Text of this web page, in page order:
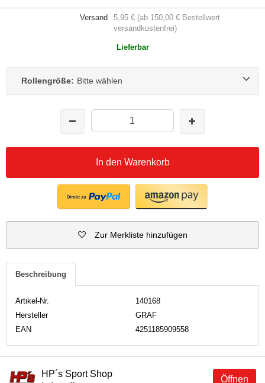
Versand
5,95 € (ab 150,00 € Bestellwert
versandkostenfrei)
Lieferbar
Rollengröße: Bitte wählen
In den Warenkorb
Zur Merkliste hinzufügen
Beschreibung
Artikel-Nr.
140168
Hersteller
GRAF
EAN
4251185909558
Öffnen
HP´s Sport Shop